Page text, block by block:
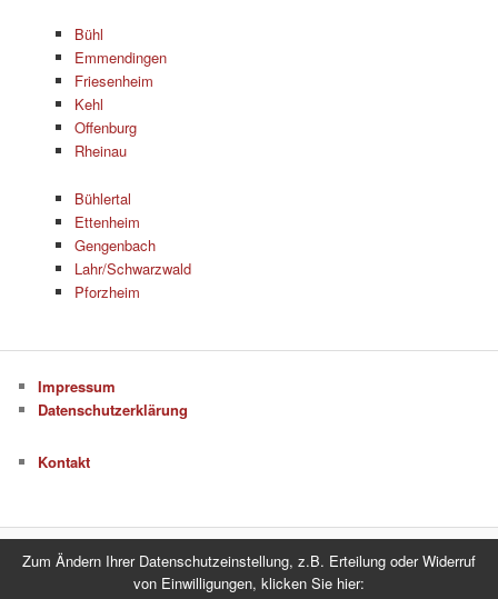
Bühl
Emmendingen
Friesenheim
Kehl
Offenburg
Rheinau
Bühlertal
Ettenheim
Gengenbach
Lahr/Schwarzwald
Pforzheim
Impressum
Datenschutzerklärung
Kontakt
Datenschutzerklärung Stolz präsentiert von WordPress
Zum Ändern Ihrer Datenschutzeinstellung, z.B. Erteilung oder Widerruf
von Einwilligungen, klicken Sie hier: